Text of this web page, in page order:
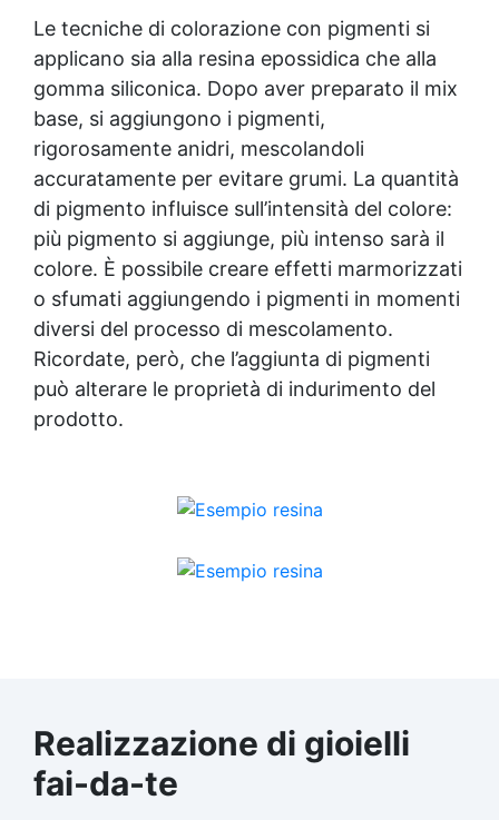
Le tecniche di colorazione con pigmenti si
applicano sia alla resina epossidica che alla
gomma siliconica. Dopo aver preparato il mix
base, si aggiungono i pigmenti,
rigorosamente anidri, mescolandoli
accuratamente per evitare grumi. La quantità
di pigmento influisce sull’intensità del colore:
più pigmento si aggiunge, più intenso sarà il
colore. È possibile creare effetti marmorizzati
o sfumati aggiungendo i pigmenti in momenti
diversi del processo di mescolamento.
Ricordate, però, che l’aggiunta di pigmenti
può alterare le proprietà di indurimento del
prodotto.
Realizzazione di gioielli
fai-da-te